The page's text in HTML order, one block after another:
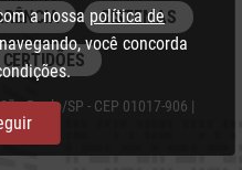
SISTEMAS
CERTIDÕES
Paulo/SP - CEP 01017-906 |
a nossa política de
você concorda